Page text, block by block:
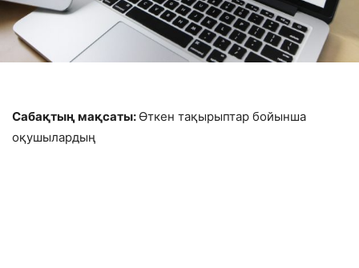
Сабақтың мақсаты: Өткен тақырыптар бойынша
оқушылардың